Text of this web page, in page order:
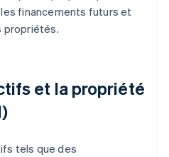
les financements futurs et
propriétés.
et la propriété
tels que des